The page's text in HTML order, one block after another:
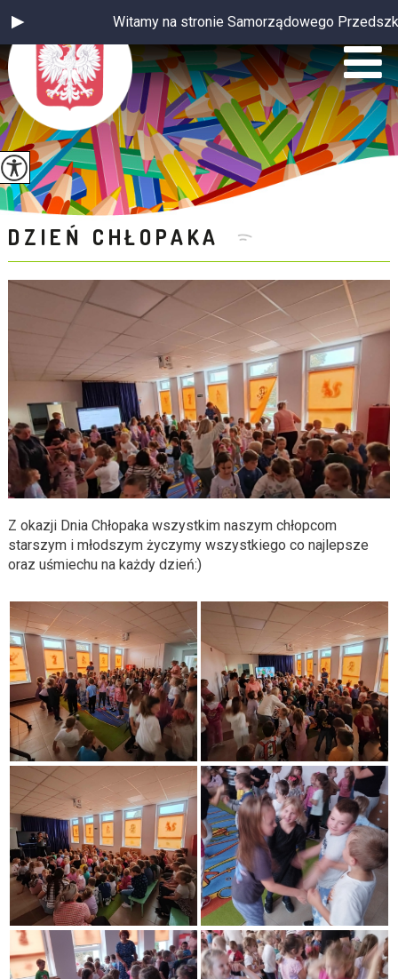
Witamy na stronie Samorządowego
DZIEŃ CHŁOPAKA
Z okazji Dnia Chłopaka wszystkim naszym chłopcom
starszym i młodszym życzymy wszystkiego co najlepsze
oraz uśmiechu na każdy dzień:)